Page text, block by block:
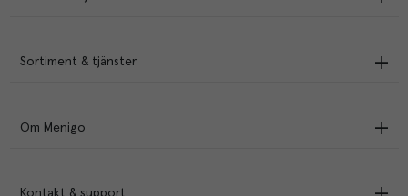
Sortiment & tjänster
Om Menigo
Kontakt & support